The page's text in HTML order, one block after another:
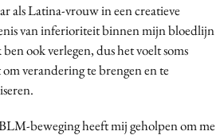
als Latina-vrouw in een creatieve
van inferioriteit binnen mijn bloedlijn
ook verlegen, dus het voelt soms
verandering te brengen en te
beweging heeft mij geholpen om me